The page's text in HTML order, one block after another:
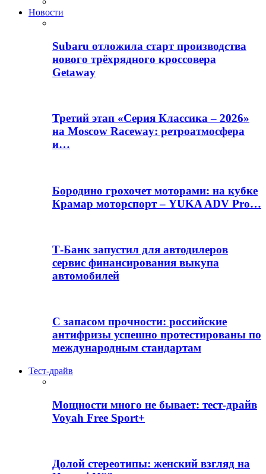
Новости
Subaru отложила старт производства
нового трёхрядного кроссовера
Getaway
Третий этап «Серия Классика – 2026»
на Moscow Raceway: ретроатмосфера
и…
Бородино грохочет моторами: на кубке
Крамар моторспорт – YUKA ADV Pro…
Т-Банк запустил для автодилеров
сервис финансирования выкупа
автомобилей
С запасом прочности: российские
антифризы успешно протестированы по
международным стандартам
Тест-драйв
Мощности много не бывает: тест-драйв
Voyah Free Sport+
Долой стереотипы: женский взгляд на